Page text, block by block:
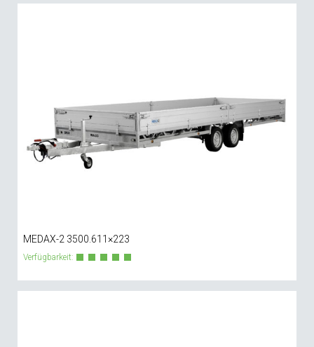
MEDAX-2 3500.611×223
Verfügbarkeit: